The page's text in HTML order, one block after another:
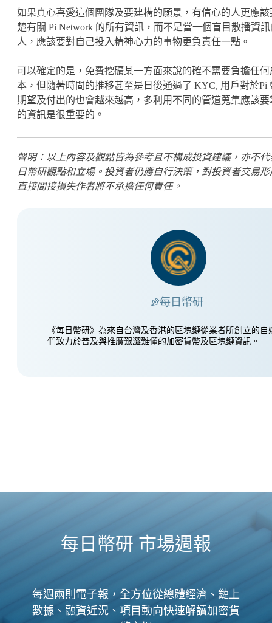
如果真心喜愛這個團隊及要建構的願景，有信心的人更應該
楚有關 Pi Network 的所有資訊，而不是當一個盲目散播資
人，應該要對自己投入精神心力的事物更負責任一點。
可以確定的是，免費挖礦某一方面來說的確不需要負擔任何
本，但隨著時間的推移甚至是日後通過了 KYC, 用戶對於Pi
期望及付出的也會越來越高，多利用不同的管道蒐集應該要
的資訊是很重要的。
聲明：以上內容及觀點皆為參考且不構成投資建議，亦不代
日幣研觀點和立場。投資者仍應自行決策，對投資者交易形
直接間接損失作者將不承擔任何責任。
每日幣研
《每日幣研》為來自台灣及香港的區塊鏈從業者所創立的自
們致力於普及與推廣艱澀難懂的加密貨幣及區塊鏈資訊。
每日幣研 市場週報
每週兩則電子報，全方位從總體經濟、鏈上
數據、融資近況、項目動向快速解讀加密貨